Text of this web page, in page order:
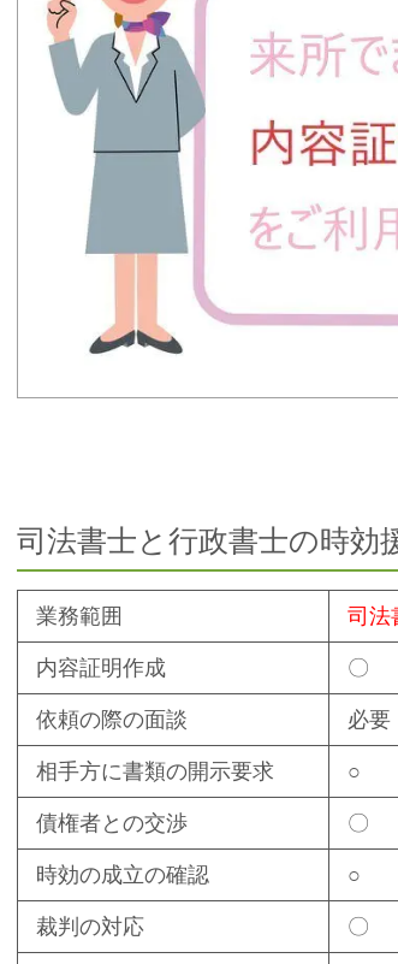
司法書士と行政書士の時効
業務範囲 司法
内容証明作成 〇
依頼の際の面談 必要
相手方に書類の開示要求 ○
債権者との交渉 〇
時効の成立の確認 ○
裁判の対応 〇